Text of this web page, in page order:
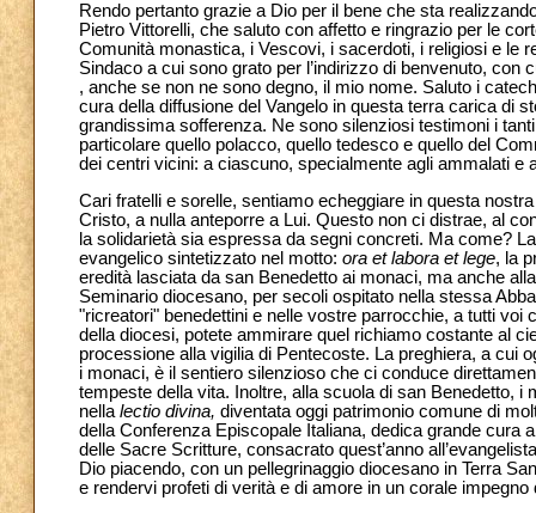
Rendo pertanto grazie a Dio per il bene che sta
Pietro Vittorelli, che saluto con affetto e ringrazio per le
Comunità monastica, i Vescovi, i sacerdoti, i religiosi e le
Sindaco a cui sono grato per l’indirizzo di benvenuto,
, anche se non ne sono degno, il mio nome. Saluto i
cura della diffusione del Vangelo in questa terra carica di
grandissima sofferenza. Ne sono silenziosi testimoni i
particolare quello polacco, quello tedesco e quello del
dei centri vicini: a ciascuno, specialmente agli ammalati e
Cari fratelli e sorelle, sentiamo echeggiare in questa
Cristo, a nulla anteporre a Lui. Questo non ci distrae, al
la solidarietà sia espressa da segni concreti. Ma come?
evangelico sintetizzato nel motto: ora et labora et lege, la
eredità lasciata da san Benedetto ai monaci, ma anche
Seminario diocesano, per secoli ospitato nella stessa
"ricreatori" benedettini e nelle vostre parrocchie, a tutti
della diocesi, potete ammirare quel richiamo costante al
processione alla vigilia di Pentecoste. La preghiera, a cui
i monaci, è il sentiero silenzioso che ci conduce
tempeste della vita. Inoltre, alla scuola di san Benedetto,
nella lectio divina, diventata oggi patrimonio comune di
della Conferenza Episcopale Italiana, dedica grande cura
delle Sacre Scritture, consacrato quest’anno
Dio piacendo, con un pellegrinaggio diocesano in Terra
e rendervi profeti di verità e di amore in un corale